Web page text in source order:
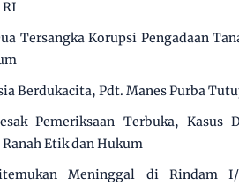
Tersangka Korupsi Pengadaan
Berdukacita, Pdt. Manes Purba
Pemeriksaan Terbuka, Kasus
Etik dan Hukum
Meninggal di Rindam I/